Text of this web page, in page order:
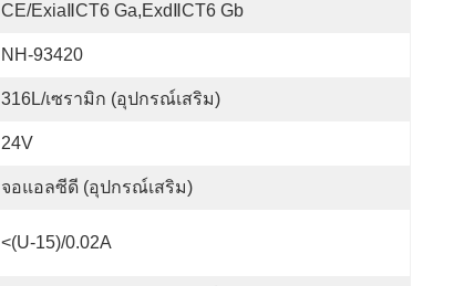
CE/ExiaⅡCT6 Ga,ExdⅡCT6 Gb
NH-93420
316L/เซรามิก (อุปกรณ์เสริม)
24V
จอแอลซีดี (อุปกรณ์เสริม)
<(U-15)/0.02A